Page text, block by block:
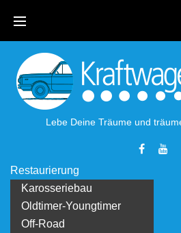
content
Lebe Deine Träume und
Restaurierung
Karosseriebau
Oldtimer-Youngtimer
Off-Road